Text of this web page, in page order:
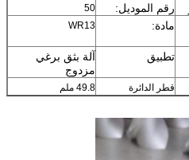
رقم الموديل: 50
مادة: WR13
تطبيق
آلة بثق برغي
مزدوج
قطر الدائرة 49.8 ملم